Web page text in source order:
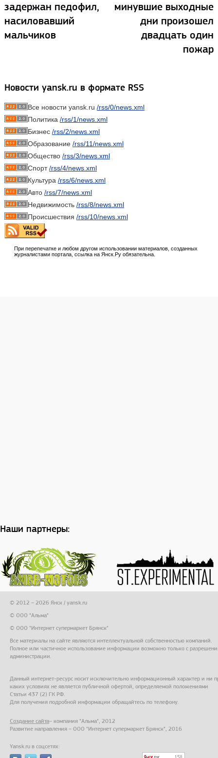
задержан педофил,
насиловавший
мальчиков
минувшие выходные
дни произошел
двадцать один
пожар
Новости yansk.ru в формате RSS
Все новости yansk.ru /rss/0/news.xml
Политика /rss/1/news.xml
Бизнес /rss/2/news.xml
Образование /rss/11/news.xml
Общество /rss/3/news.xml
Спорт/rss/4/news.xml
Культура /rss/6/news.xml
Авто /rss/7/news.xml
Недвижимость /rss/8/news.xml
Происшествия /rss/10/news.xml
При перепечатке и любом другом использовании материалов, созданных
журналистами портала, ссылка на Янск.Ру обязательна.
Наши партнеры:
© 2012 – 2026 Янск / yansk.ru
© ООО "Альма"
© ООО "Интернет супермаркет Брянск"
Все материалы на сайте являются интеллектуальной собственностью компаний.
Полное или частичное использование информации возможно только с
администрации.
Данный интернет-ресурс носит исключительно информационный характер и ни
каких условиях не является публичной офертой, определяемой положениями
Статьи 437 (2) ГК РФ.
Для получения подробной информации обращайтесь по телефону.
Создание сайта– компания "Альма", 2012
Развитие направления – ООО "Интернет супермаркет Брянск", 2016
Yansk.ru в соцсетях: